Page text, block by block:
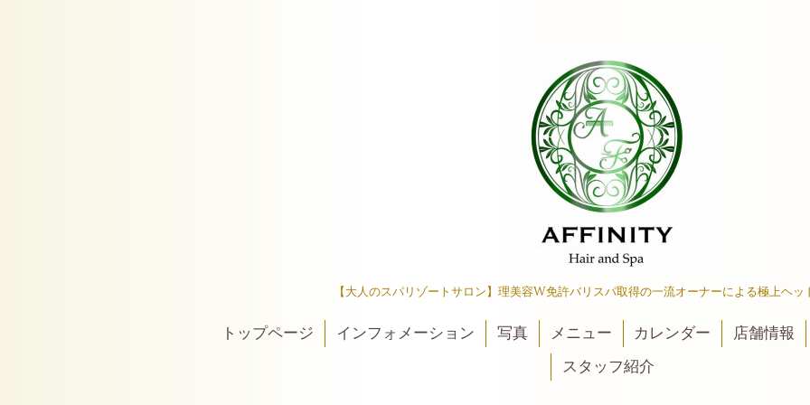
【大人のスパリゾートサロン】理美容W免許バリスパ取得の一流オーナーによる極上ヘッ
トップページ インフォメーション 写真 メニュー カレンダー
店舗情報
スタッフ紹介